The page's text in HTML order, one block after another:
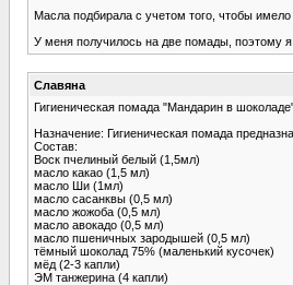
Масла подбирала с учетом того, чтобы
У меня получилось на две помады, поэтому
Славяна
Гигиеническая помада "Мандарин в
Назначение: Гигиеническая помада
Состав:
Воск пчелиный белый (1,5мл)
масло какао (1,5 мл)
масло Ши (1мл)
масло сасанквы (0,5 мл)
масло жожоба (0,5 мл)
масло авокадо (0,5 мл)
масло пшеничных зародышей (0,5 мл)
тёмный шоколад 75% (маленький кусочек)
мёд (2-3 капли)
ЭМ танжерина (4 капли)